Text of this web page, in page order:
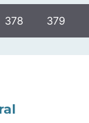
378 379